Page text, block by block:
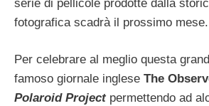
serie di pellicole prodotte dalla
fotografica scadrà il prossimo mese.
Per celebrare al meglio questa
famoso giornale inglese The
Polaroid Project permettendo ad